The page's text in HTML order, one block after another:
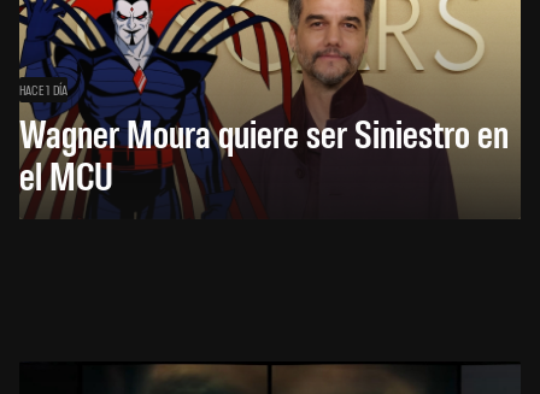
HACE 1 DÍA
Wagner Moura quiere ser Siniestro en
el MCU